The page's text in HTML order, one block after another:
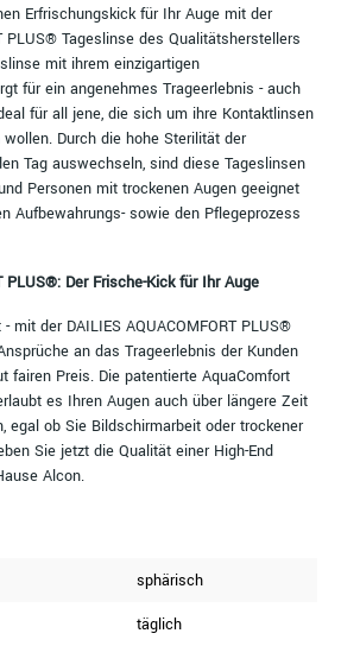
Erfrischungskick für Ihr Auge mit der
PLUS® Tageslinse des Qualitätsherstellers
mit ihrem einzigartigen
für ein angenehmes Trageerlebnis - auch
für all jene, die sich um ihre Kontaktlinsen
Durch die hohe Sterilität der
Tag auswechseln, sind diese Tageslinsen
Personen mit trockenen Augen geeignet
Aufbewahrungs- sowie den Pflegeprozess
PLUS®: Der Frische-Kick für Ihr Auge
mit der DAILIES AQUACOMFORT PLUS®
an das Trageerlebnis der Kunden
fairen Preis. Die patentierte AquaComfort
es Ihren Augen auch über längere Zeit
egal ob Sie Bildschirmarbeit oder trockener
Sie jetzt die Qualität einer High-End
Alcon.
sphärisch
täglich